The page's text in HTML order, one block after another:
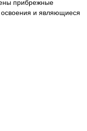
прибрежные
и являющиеся